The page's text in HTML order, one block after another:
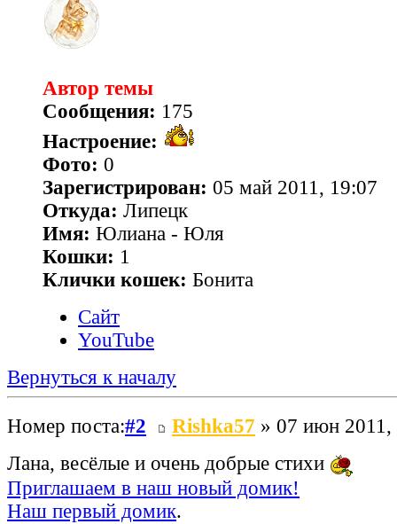
Автор темы
Сообщения: 175
Настроение:
Фото: 0
Зарегистрирован: 05 май 2011, 19:07
Откуда: Липецк
Имя: Юлиана - Юля
Кошки: 1
Клички кошек: Бонита
Сайт
YouTube
Вернуться к началу
Номер поста:#2 Rishka57 » 07 июн 2011,
Лана, весёлые и очень добрые стихи
Приглашаем в наш новый домик!
Наш первый домик.